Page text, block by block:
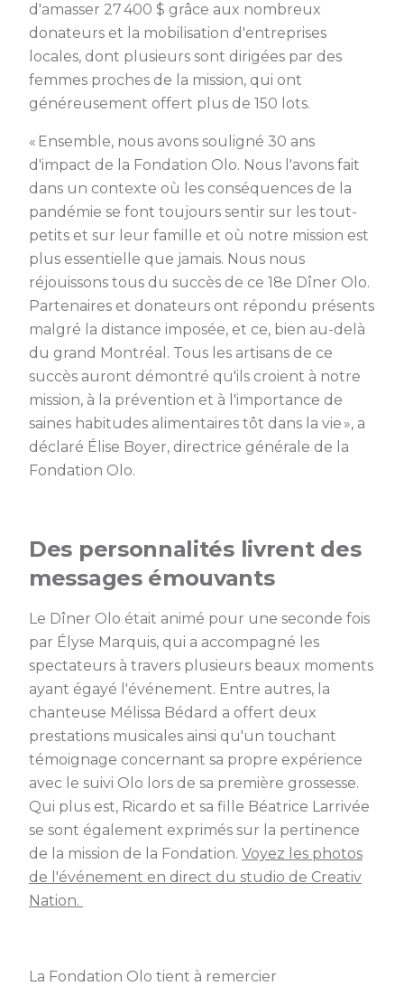
d'amasser 27 400 $ grâce aux nombreux
donateurs et la mobilisation d'entreprises
locales, dont plusieurs sont dirigées par des
femmes proches de la mission, qui ont
généreusement offert plus de 150 lots.
« Ensemble, nous avons souligné 30 ans
d'impact de la Fondation Olo. Nous l'avons fait
dans un contexte où les conséquences de la
pandémie se font toujours sentir sur les tout-
petits et sur leur famille et où notre mission est
plus essentielle que jamais. Nous nous
réjouissons tous du succès de ce 18e Dîner Olo.
Partenaires et donateurs ont répondu présents
malgré la distance imposée, et ce, bien au-delà
du grand Montréal. Tous les artisans de ce
succès auront démontré qu'ils croient à notre
mission, à la prévention et à l'importance de
saines habitudes alimentaires tôt dans la vie », a
déclaré Élise Boyer, directrice générale de la
Fondation Olo.
Des personnalités livrent des
messages émouvants
Le Dîner Olo était animé pour une seconde fois
par Élyse Marquis, qui a accompagné les
spectateurs à travers plusieurs beaux moments
ayant égayé l'événement. Entre autres, la
chanteuse Mélissa Bédard a offert deux
prestations musicales ainsi qu'un touchant
témoignage concernant sa propre expérience
avec le suivi Olo lors de sa première grossesse.
Qui plus est, Ricardo et sa fille Béatrice Larrivée
se sont également exprimés sur la pertinence
de la mission de la Fondation. Voyez les photos
de l'événement en direct du studio de Creativ
Nation.
La Fondation Olo tient à remercier